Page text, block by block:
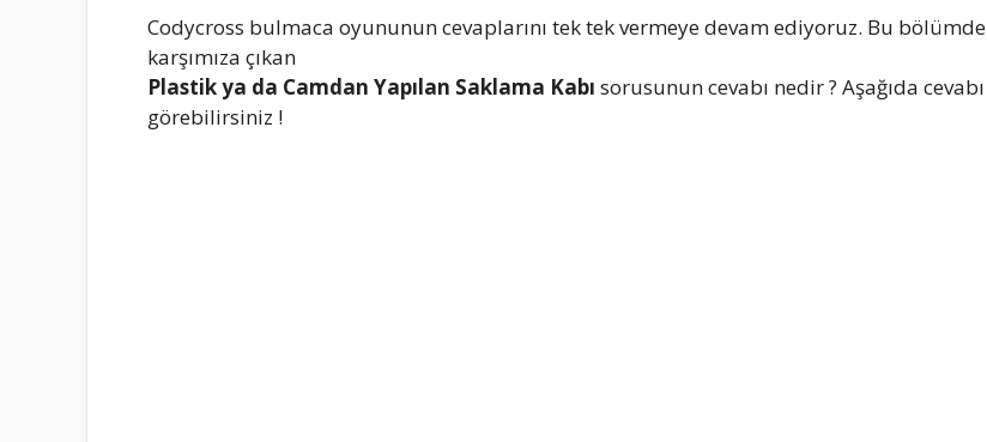
Codycross bulmaca oyununun cevaplarını tek tek vermeye devam ediyoruz. Bu bölümde
karşımıza çıkan
Plastik ya da Camdan Yapılan Saklama Kabı sorusunun cevabı nedir ? Aşağıda cevabı
görebilirsiniz !